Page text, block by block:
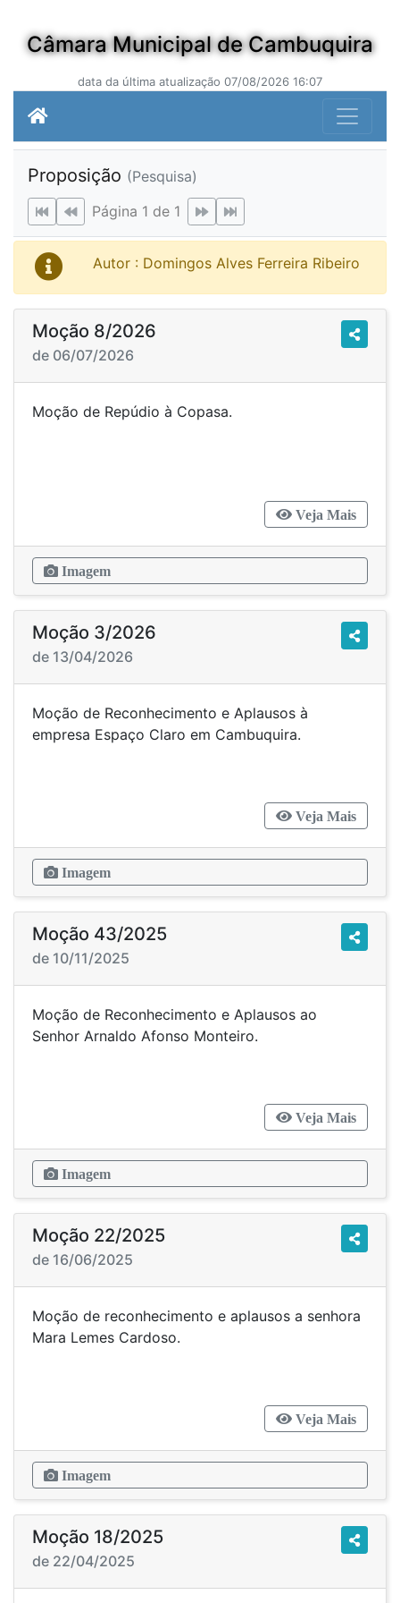
Câmara Municipal de Cambuquira
data da última atualização 07/08/2026 16:07
Proposição (Pesquisa)
Página 1 de 1
Autor : Domingos Alves Ferreira Ribeiro
Moção 8/2026
de 06/07/2026
Moção de Repúdio à Copasa.
Veja Mais
Imagem
Moção 3/2026
de 13/04/2026
Moção de Reconhecimento e Aplausos à
empresa Espaço Claro em Cambuquira.
Veja Mais
Imagem
Moção 43/2025
de 10/11/2025
Moção de Reconhecimento e Aplausos ao
Senhor Arnaldo Afonso Monteiro.
Veja Mais
Imagem
Moção 22/2025
de 16/06/2025
Moção de reconhecimento e aplausos a senhora
Mara Lemes Cardoso.
Veja Mais
Imagem
Moção 18/2025
de 22/04/2025